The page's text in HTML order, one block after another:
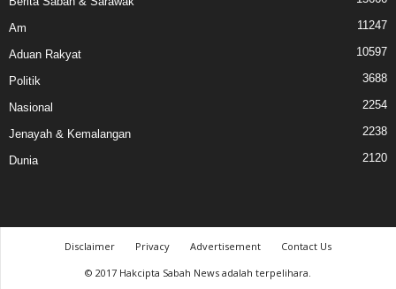
Am 11247
Aduan Rakyat 10597
Politik 3688
Nasional 2254
Jenayah & Kemalangan 2238
Dunia 2120
Disclaimer Privacy Advertisement
Contact Us
© 2017 Hakcipta Sabah News adalah terpelihara.